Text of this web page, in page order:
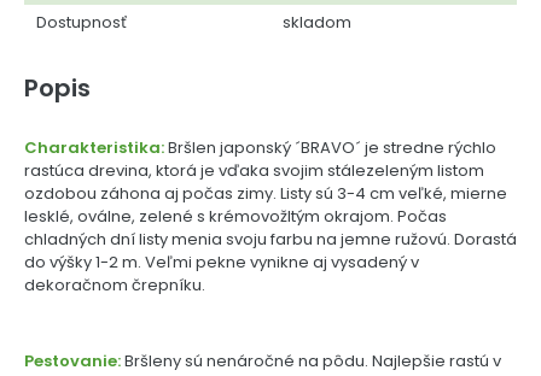
Dostupnosť
skladom
Popis
Charakteristika:Bršlen japonský ´BRAVO´ je stredne rýchlo
rastúca drevina, ktorá je vďaka svojim stálezeleným listom
ozdobou záhona aj počas zimy. Listy sú 3-4 cm veľké, mierne
lesklé, oválne, zelené s krémovožltým okrajom. Počas
chladných dní listy menia svoju farbu na jemne ružovú. Dorastá
do výšky 1-2 m. Veľmi pekne vynikne aj vysadený v
dekoračnom črepníku.
Pestovanie:Bršleny sú nenáročné na pôdu. Najlepšie rastú v